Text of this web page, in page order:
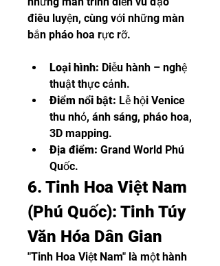
điêu luyện, cùng với những màn
bắn pháo hoa rực rỡ.
Loại hình: Diễu hành – nghệ
thuật thực cảnh.
Điểm nổi bật: Lễ hội Venice
thu nhỏ, ánh sáng, pháo hoa,
3D mapping.
Địa điểm: Grand World Phú
Quốc.
6. Tinh Hoa Việt Nam
(Phú Quốc): Tinh Túy
Văn Hóa Dân Gian
"Tinh Hoa Việt Nam" là một hành